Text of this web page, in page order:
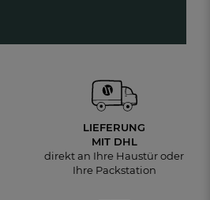
LIEFERUNG
MIT DHL
direkt an Ihre Haustür oder
Ihre Packstation